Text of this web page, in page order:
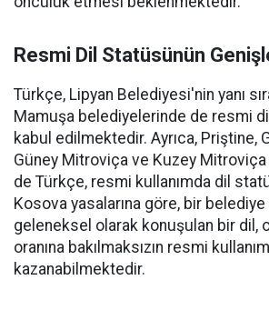
Resmi Dil Statüsünün
Türkçe, Lipyan Belediyesi'nin yanı
Mamuşa belediyelerinde de resmi
kabul edilmektedir. Ayrıca, Priştine,
Güney Mitroviça ve Kuzey
de Türkçe, resmi kullanımda dil
Kosova yasalarına göre, bir belediye
geleneksel olarak konuşulan bir dil,
oranına bakılmaksızın resmi
kazanabilmektedir.